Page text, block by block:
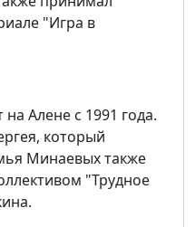
"Игра в
Алене с 1991 года.
который
Минаевых также
"Трудное